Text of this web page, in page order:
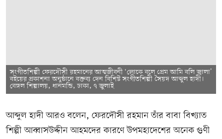
সংগীতশিল্পী ফেরদৌসী রহমানের আত্মজীবনী ‘লোকে বলে প্রেম আমি বলি জ্বালা’
বইয়ের প্রকাশনা অনুষ্ঠানে বক্তব্য দেন বিশিষ্ট সংগীতশিল্পী সৈয়দ আব্দুল হাদী।
বেঙ্গল শিল্পালয়, ধানমন্ডি, ঢাকা, ৭ জুলাই
আব্দুল হাদী আরও বলেন, ফেরদৌসী রহমান তাঁর বাবা বিখ্যাত
শিল্পী আব্বাসউদ্দীন আহমদের কারণে উপমহাদেশের অনেক গুণী